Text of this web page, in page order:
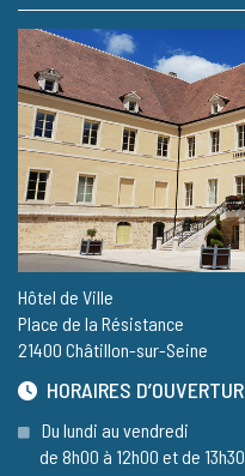
Hôtel de Ville
Place de la Résistance
21400 Châtillon-sur-Seine
HORAIRES
Du lundi au vendredi
de 8h00 à 12h00 et de 13h30